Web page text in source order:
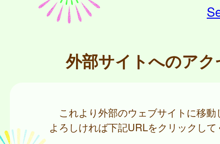
外部サイトへのア
これより外部のウェブサイトに移動
よろしければ下記URLをクリックし